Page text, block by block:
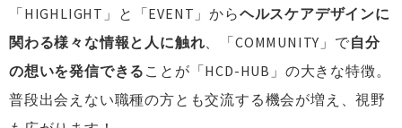
「HIGHLIGHT」と「EVENT」からヘルスケアデザインに
関わる様々な情報と人に触れ 、「COMMUNITY」で自分
の想いを発信できる ことが「HCD-HUB」の大きな特徴。
普段出会えない職種の方とも交流する機会が増え、視野